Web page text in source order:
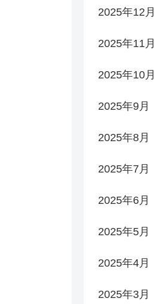
2025年12月
2025年11月
2025年10月
2025年9月
2025年8月
2025年7月
2025年6月
2025年5月
2025年4月
2025年3月